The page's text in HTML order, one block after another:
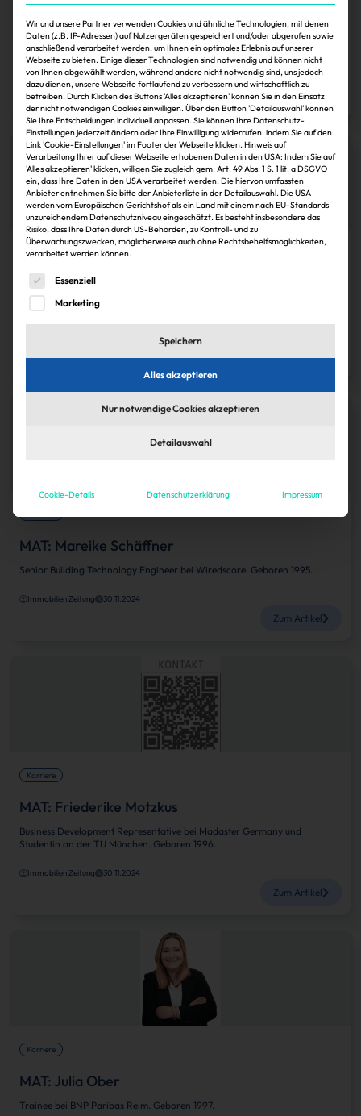
MAT: Nino Paulus
Chief Product Officer in der Geschäftsführung von PPB Company.
Geboren 1997.
Immobilien Zeitung 30.11.2024
Zum Artikel
Karriere
MAT: Tim Säuberlich
Analyst im Asset-Management bei BNP Paribas Reim. Geboren 1994.
Zum Artikel
MAT: Mareike Schäffner
Senior Building Technology Engineer bei Wiredscore. Geboren 1995.
Immobilien Zeitung 30.11.2024
Zum Artikel
Karriere
MAT: Friederike Motzkus
Business Development Representative bei Madaster Germany und
Studentin an der TU München. Geboren 1996.
Immobilien Zeitung 30.11.2024
Zum Artikel
Karriere
MAT: Julia Ober
Trainee bei BNP Paribas Reim. Geboren 1997.
Wir und unsere Partner verwenden Cookies und ähnliche Technologien, mit denen
Daten (z.B. IP-Adressen) auf Nutzergeräten gespeichert und/oder abgerufen sowie
anschließend verarbeitet werden, um Ihnen ein optimales Erlebnis auf unserer
Webseite zu bieten. Einige dieser Technologien sind notwendig und können nicht
von Ihnen abgewählt werden, während andere nicht notwendig sind, uns jedoch
dazu dienen, unsere Webseite fortlaufend zu verbessern und wirtschaftlich zu
betreiben. Durch Klicken des Buttons 'Alles akzeptieren' können Sie in den Einsatz
der nicht notwendigen Cookies einwilligen. Über den Button 'Detailauswahl' können
Sie Ihre Entscheidungen individuell anpassen. Sie können Ihre Datenschutz-
Einstellungen jederzeit ändern oder Ihre Einwilligung widerrufen, indem Sie auf den
Link 'Cookie-Einstellungen' im Footer der Webseite klicken. Hinweis auf
Verarbeitung Ihrer auf dieser Webseite erhobenen Daten in den USA: Indem Sie auf
'Alles akzeptieren' klicken, willigen Sie zugleich gem. Art. 49 Abs. 1 S. 1 lit. a DSGVO
ein, dass Ihre Daten in den USA verarbeitet werden. Die hiervon umfassten
Anbieter entnehmen Sie bitte der Anbieterliste in der Detailauswahl. Die USA
werden vom Europäischen Gerichtshof als ein Land mit einem nach EU-Standards
unzureichendem Datenschutzniveau eingeschätzt. Es besteht insbesondere das
Risiko, dass Ihre Daten durch US-Behörden, zu Kontroll- und zu
Überwachungszwecken, möglicherweise auch ohne Rechtsbehelfsmöglichkeiten,
verarbeitet werden können.
Es folgt eine Liste der Service-Gruppen, für die eine
Essenziell
Marketing
Speichern
Alles akzeptieren
Nur notwendige Cookies akzeptieren
Detailauswahl
Cookie-Details Datenschutzerklärung Impressum